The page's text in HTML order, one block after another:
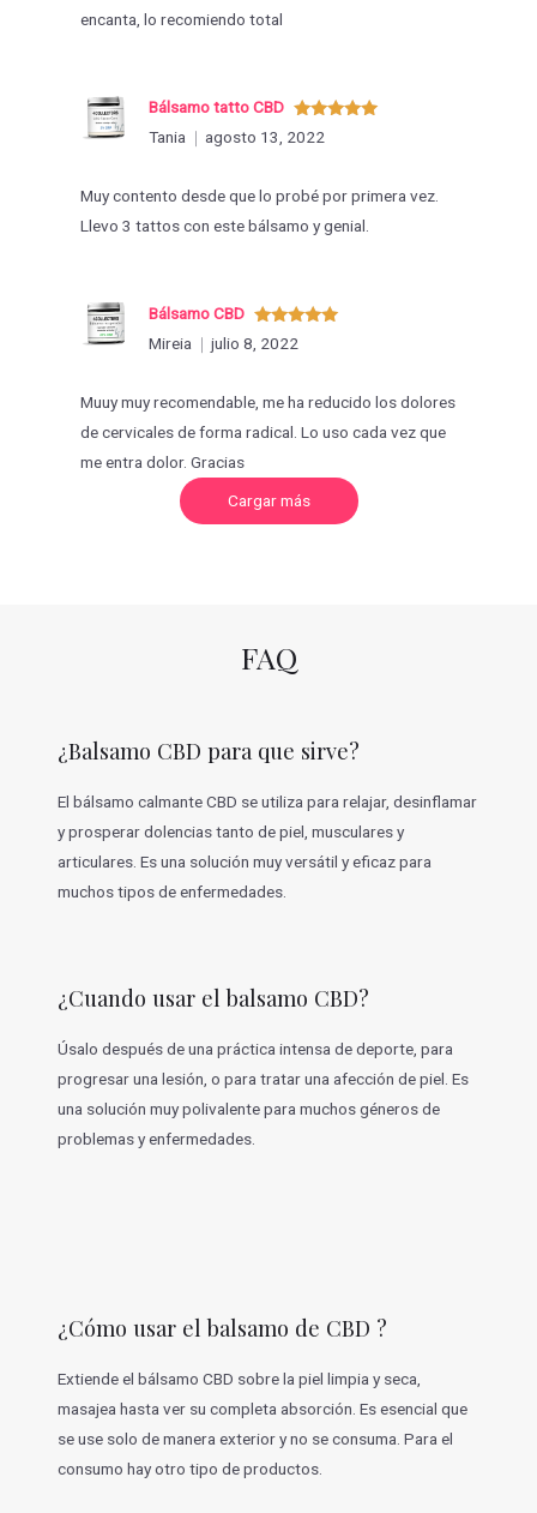
encanta, lo recomiendo total
Valorado
con
Bálsamo tatto CBD
Tania
agosto 13, 2022
Muy contento desde que lo probé por primera vez.
Llevo 3 tattos con este bálsamo y genial.
Valorado
con5de 5
Bálsamo CBD
Mireia
julio 8, 2022
Muuy muy recomendable, me ha reducido los dolores
de cervicales de forma radical. Lo uso cada vez que
me entra dolor. Gracias
Cargar másC
r
i
o
e
s
FAQ
¿Balsamo CBD para que sirve?
El bálsamo calmante CBD se utiliza para relajar, desinflamar
y prosperar dolencias tanto de piel, musculares y
articulares. Es una solución muy versátil y eficaz para
muchos tipos de enfermedades.
¿Cuando usar el balsamo CBD?
Úsalo después de una práctica intensa de deporte, para
progresar una lesión, o para tratar una afección de piel. Es
una solución muy polivalente para muchos géneros de
problemas y enfermedades.
¿Cómo usar el balsamo de CBD ?
Extiende el bálsamo CBD sobre la piel limpia y seca,
masajea hasta ver su completa absorción. Es esencial que
se use solo de manera exterior y no se consuma. Para el
consumo hay otro tipo de productos.